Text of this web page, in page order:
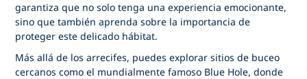
garantiza que no solo tenga una experiencia emocionante,
sino que también aprenda sobre la importancia de
proteger este delicado hábitat.
Más allá de los arrecifes, puedes explorar sitios de buceo
cercanos como el mundialmente famoso Blue Hole, donde